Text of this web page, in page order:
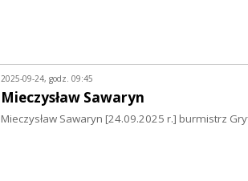
2025-09-24, godz. 09:45
Mieczysław Sawaryn
Mieczysław Sawaryn [24.09.2025 r.] burmistrz